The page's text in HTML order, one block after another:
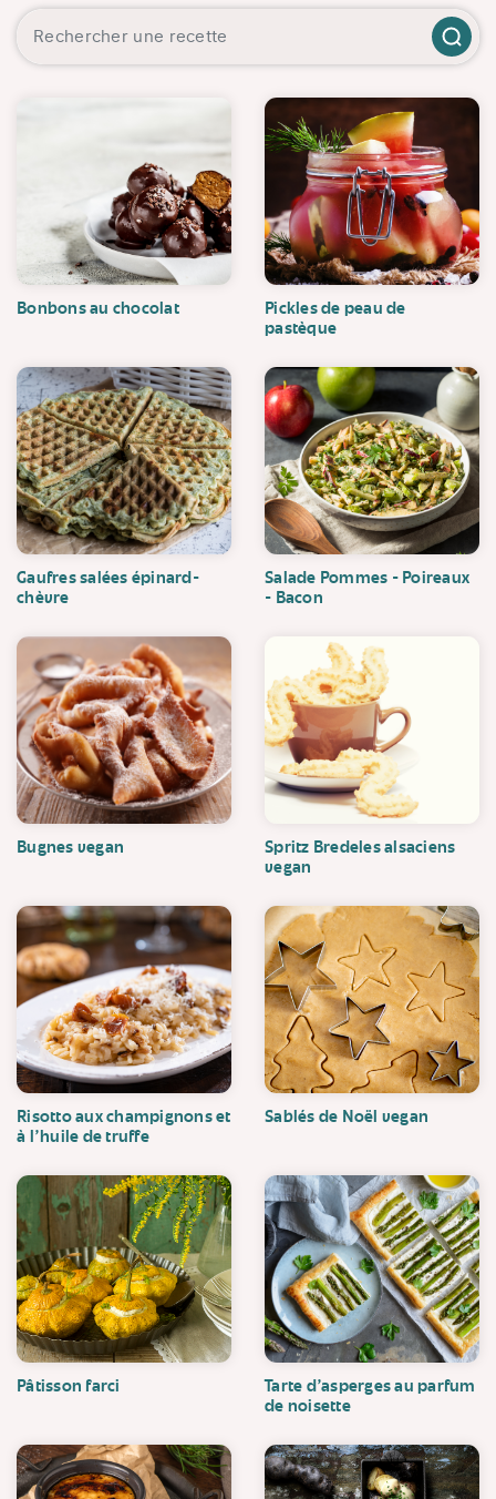
Bonbons au chocolat
Pickles de peau de
pastèque
Gaufres salées épinard-
chèvre
Salade Pommes - Poireaux
- Bacon
Bugnes vegan
Spritz Bredeles alsaciens
vegan
Risotto aux champignons et
à l'huile de truffe
Sablés de Noël vegan
Pâtisson farci
Tarte d'asperges au parfum
de noisette